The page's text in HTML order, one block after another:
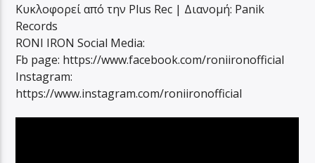
Κυκλοφορεί από την Plus Rec | Διανομή: Panik
Records
RONI IRON Social Media:
Fb page: https://www.facebook.com/roniironofficial
Instagram:
https://www.instagram.com/roniironofficial